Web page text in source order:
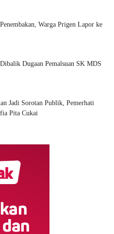
Warga Prigen Lapor ke
Dugaan Pemalsuan SK MDS
Jadi Sorotan Publik, Pemerhati
Pita Cukai